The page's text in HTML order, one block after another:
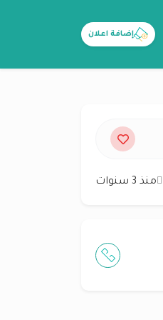
إضافة اعلان
منذ 3 سنوات